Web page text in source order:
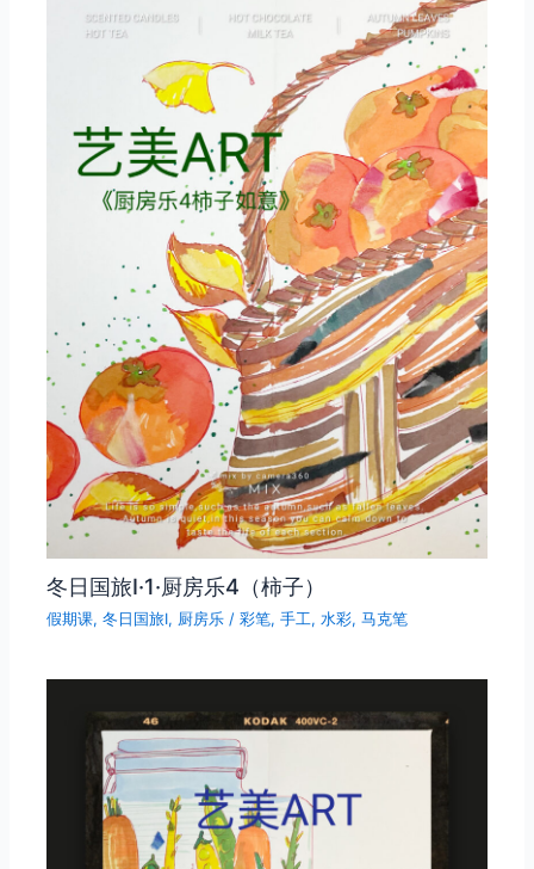
冬日国旅Ⅰ·1·厨房乐4（柿子）
假期课,冬日国旅Ⅰ, 厨房乐 /彩笔,手工,水彩,马克笔